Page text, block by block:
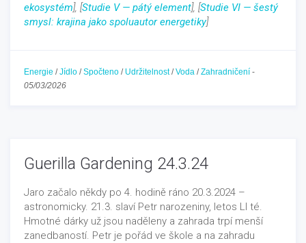
ekosystém], [Studie V — pátý element], [Studie VI — šestý
smysl: krajina jako spoluautor energetiky]
Energie /Jídlo /Spočteno / Udržitelnost/Voda /Zahradničení -
05/03/2026
Guerilla Gardening 24.3.24
Jaro začalo někdy po 4. hodině ráno 20.3.2024 –
astronomicky. 21.3. slaví Petr narozeniny, letos LI té.
Hmotné dárky už jsou naděleny a zahrada trpí menší
zanedbaností. Petr je pořád ve škole a na zahradu